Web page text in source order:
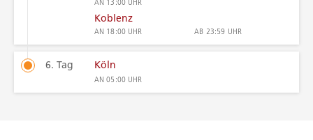
Koblenz
AN 18:00 UHR AB 23:59 UHR
6. Tag Köln
AN05:00 UHR